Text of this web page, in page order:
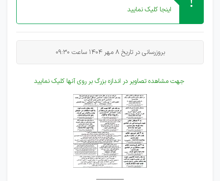
اینجا کلیک نمایید
بروزرسانی در تاریخ 8 مهر 1404 ساعت 09:30
جهت مشاهده تصاویر در اندازه بزرگ بر روی آنها کلیک نمایید
________